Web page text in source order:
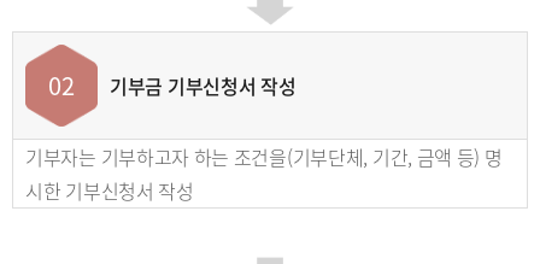
02 기부금 기부신청서 작성
기부자는 기부하고자 하는 조건을(기부단체, 기간, 금액 등) 명
시한 기부신청서 작성